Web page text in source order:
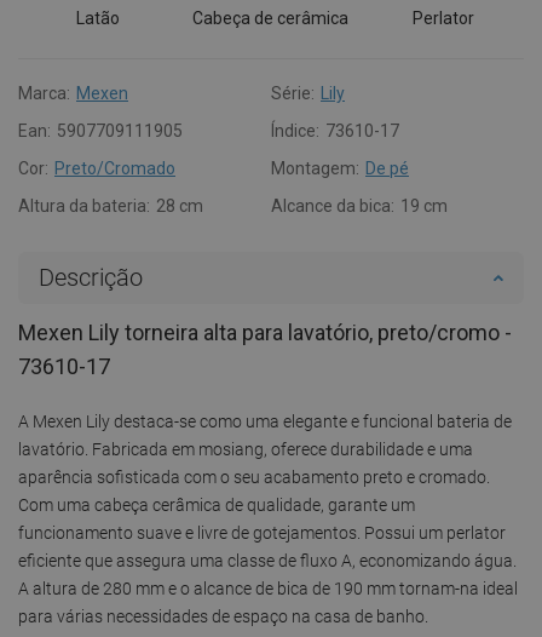
Latão Cabeça de cerâmica Perlator
Marca: Mexen Série:
Lily
Ean: 5907709111905 Índice: 73610-17
Cor: Preto/Cromado Montagem: De pé
Altura da bateria: 28 cm Alcance da bica: 19 cm
Descrição
Mexen Lily torneira alta para lavatório, preto/cromo -
73610-17
A Mexen Lily destaca-se como uma elegante e funcional bateria de
lavatório. Fabricada em mosiang, oferece durabilidade e uma
aparência sofisticada com o seu acabamento preto e cromado.
Com uma cabeça cerâmica de qualidade, garante um
funcionamento suave e livre de gotejamentos. Possui um perlator
eficiente que assegura uma classe de fluxo A, economizando água.
A altura de 280 mm e o alcance de bica de 190 mm tornam-na ideal
para várias necessidades de espaço na casa de banho.